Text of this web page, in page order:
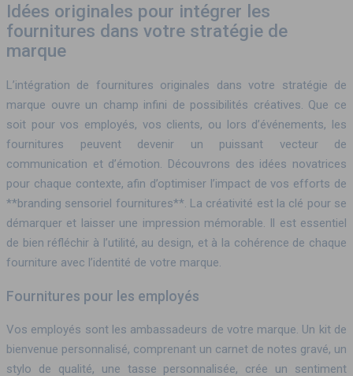
Idées originales pour intégrer les
fournitures dans votre stratégie de
marque
L’intégration de fournitures originales dans votre stratégie de
marque ouvre un champ infini de possibilités créatives. Que ce
soit pour vos employés, vos clients, ou lors d’événements, les
fournitures peuvent devenir un puissant vecteur de
communication et d’émotion. Découvrons des idées novatrices
pour chaque contexte, afin d’optimiser l’impact de vos efforts de
**branding sensoriel fournitures**. La créativité est la clé pour se
démarquer et laisser une impression mémorable. Il est essentiel
de bien réfléchir à l’utilité, au design, et à la cohérence de chaque
fourniture avec l’identité de votre marque.
Fournitures pour les employés
Vos employés sont les ambassadeurs de votre marque. Un kit de
bienvenue personnalisé, comprenant un carnet de notes gravé, un
stylo de qualité, une tasse personnalisée, crée un sentiment